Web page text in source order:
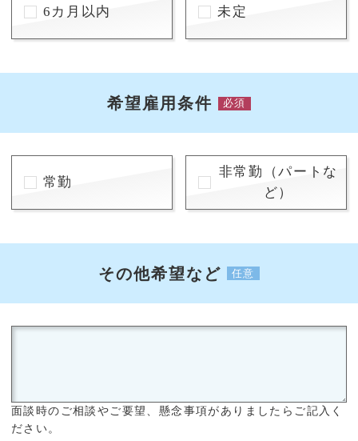
6カ月以内 未定
希望雇用条件 必須
常勤
非常勤（パートな
ど）
その他希望など 任意
面談時のご相談やご要望、懸念事項がありましたらご記入く
ださい。